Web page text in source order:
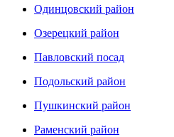
Одинцовский район
Озерецкий район
Павловский посад
Подольский район
Пушкинский район
Раменский район